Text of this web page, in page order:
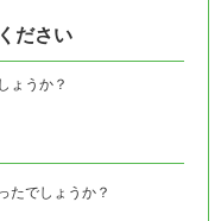
ださい
ょうか？
たでしょうか？